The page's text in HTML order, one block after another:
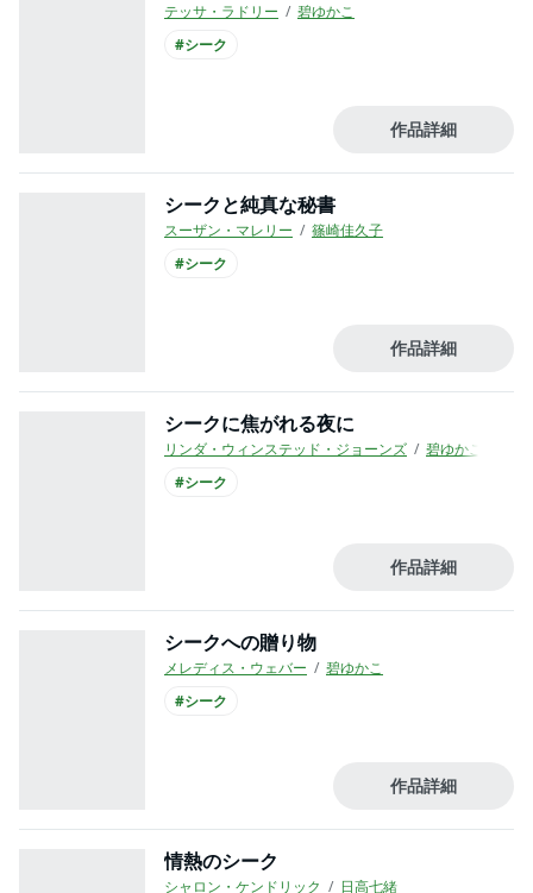
テッサ・ラドリー
碧ゆかこ
#シーク
作品詳細
シークと純真な秘書
スーザン・マレリー
篠崎佳久子
#シーク
作品詳細
シークに焦がれる夜に
リンダ・ウィンステッド・ジョーンズ
碧ゆかこ
#シーク
作品詳細
シークへの贈り物
メレディス・ウェバー
碧ゆかこ
#シーク
作品詳細
情熱のシーク
シャロン・ケンドリック 日高七緒